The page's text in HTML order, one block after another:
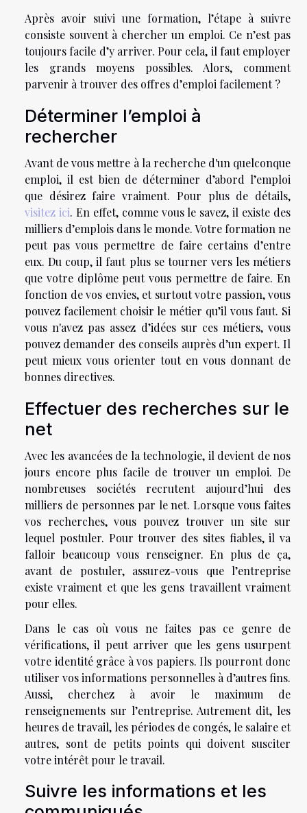
Après avoir suivi une formation, l’étape à suivre
consiste souvent à chercher un emploi. Ce n’est pas
toujours facile d’y arriver. Pour cela, il faut employer
les grands moyens possibles. Alors, comment
parvenir à trouver des offres d’emploi facilement ?
Déterminer l’emploi à
rechercher
Avant de vous mettre à la recherche d'un quelconque
emploi, il est bien de déterminer d’abord l’emploi
que désirez faire vraiment. Pour plus de détails,
visitez ici. En effet, comme vous le savez, il existe des
milliers d’emplois dans le monde. Votre formation ne
peut pas vous permettre de faire certains d’entre
eux. Du coup, il faut plus se tourner vers les métiers
que votre diplôme peut vous permettre de faire. En
fonction de vos envies, et surtout votre passion, vous
pouvez facilement choisir le métier qu’il vous faut. Si
vous n'avez pas assez d’idées sur ces métiers, vous
pouvez demander des conseils auprès d’un expert. Il
peut mieux vous orienter tout en vous donnant de
bonnes directives.
Effectuer des recherches sur le
net
Avec les avancées de la technologie, il devient de nos
jours encore plus facile de trouver un emploi. De
nombreuses sociétés recrutent aujourd’hui des
milliers de personnes par le net. Lorsque vous faites
vos recherches, vous pouvez trouver un site sur
lequel postuler. Pour trouver des sites fiables, il va
falloir beaucoup vous renseigner. En plus de ça,
avant de postuler, assurez-vous que l’entreprise
existe vraiment et que les gens travaillent vraiment
pour elles.
Dans le cas où vous ne faites pas ce genre de
vérifications, il peut arriver que les gens usurpent
votre identité grâce à vos papiers. Ils pourront donc
utiliser vos informations personnelles à d’autres fins.
Aussi, cherchez à avoir le maximum de
renseignements sur l’entreprise. Autrement dit, les
heures de travail, les périodes de congés, le salaire et
autres, sont de petits points qui doivent susciter
votre intérêt pour le travail.
Suivre les informations et les